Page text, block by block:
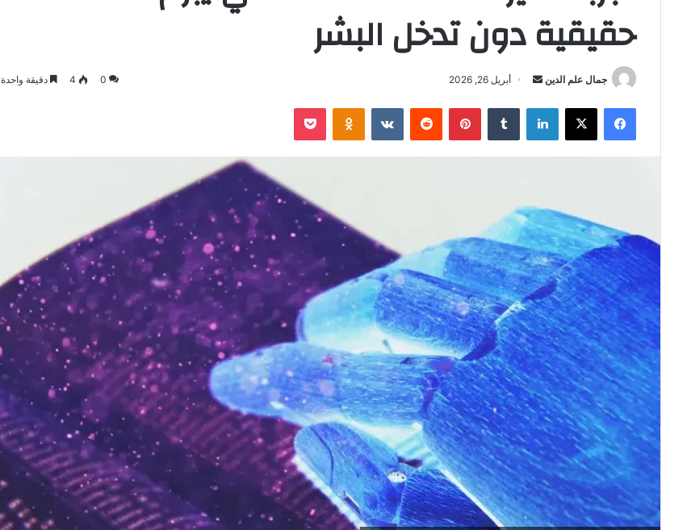
حقيقية دون تدخل البشر
جمال علم الدين
أرسل
إلكترونيا
أبريل 26, 2026 0
4 دقيقة واحدة
فيسبوك ‫X لينكدإن بينتيريست Odnoklassniki
‫Pocket